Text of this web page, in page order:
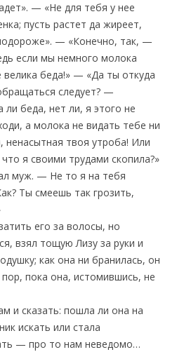
— «Не для тебя у нее
пусть растет да жиреет,
— «Конечно, так, —
если мы немного молока
беда!» — «Да ты откуда
следует? —
беда, нет ли, я этого не
а молока не видать тебе ни
ненасытная твоя утроба! Или
я своими трудами скопила?»
муж. — Не то я на тебя
Ты смеешь так грозить,
его за волосы, но
взял тощую Лизу за руки и
как она ни бранилась, он
пока она, истомившись, не
и сказать: пошла ли она на
искать или стала
— про то нам неведомо…